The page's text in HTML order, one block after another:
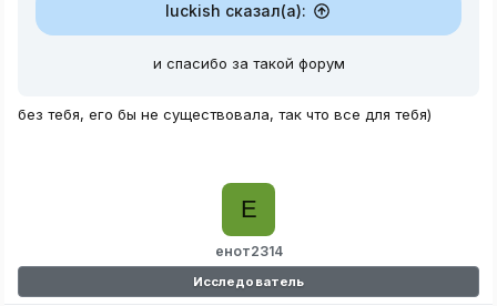
luckish сказал(а):
и спасибо за такой форум
без тебя, его бы не существовала, так что все для тебя)
енот2314
Е
Исследователь